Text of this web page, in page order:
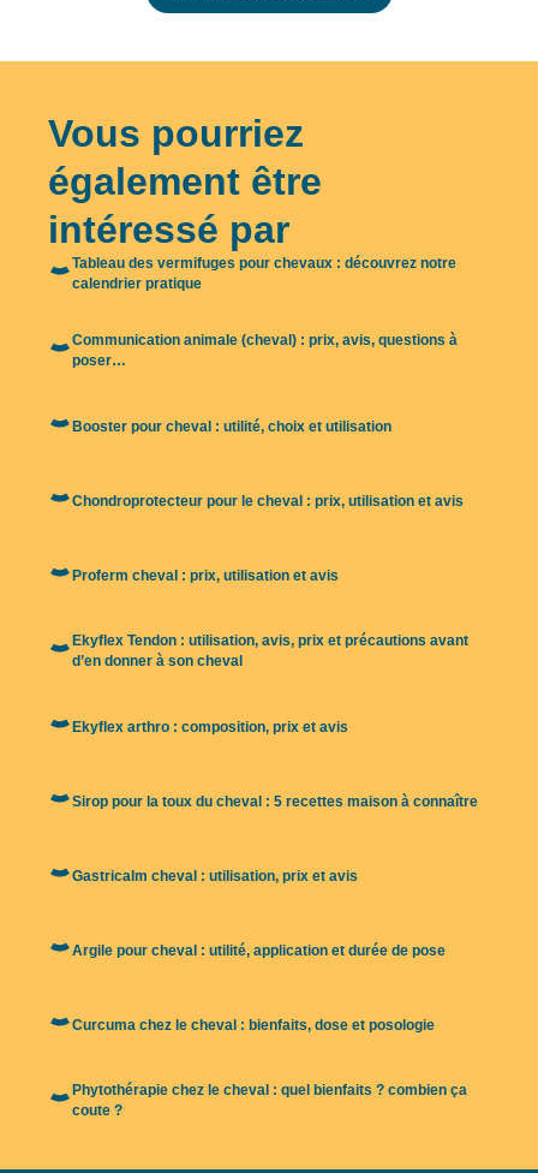
Vous pourriez
également être
intéressé par
Tableau des vermifuges pour chevaux : découvrez notre
calendrier pratique
Communication animale (cheval) : prix, avis, questions à
poser…
Booster pour cheval : utilité, choix et utilisation
Chondroprotecteur pour le cheval : prix, utilisation et avis
Proferm cheval : prix, utilisation et avis
Ekyflex Tendon : utilisation, avis, prix et précautions avant
d’en donner à son cheval
Ekyflex arthro : composition, prix et avis
Sirop pour la toux du cheval : 5 recettes maison à connaître
Gastricalm cheval : utilisation, prix et avis
Argile pour cheval : utilité, application et durée de pose
Curcuma chez le cheval : bienfaits, dose et posologie
Phytothérapie chez le cheval : quel bienfaits ? combien ça
coute ?